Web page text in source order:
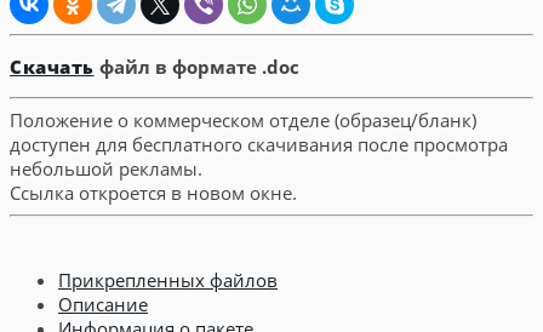
Скачать файл в формате .doc
Положение о коммерческом отделе (образец/бланк)
доступен для бесплатного скачивания после просмотра
небольшой рекламы.
Ссылка откроется в новом окне.
Прикрепленных файлов
Описание